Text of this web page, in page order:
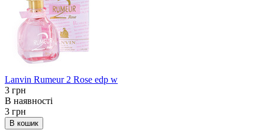
Lanvin Rumeur 2 Rose edp w
3 грн
В наявності
3 грн
В кошик